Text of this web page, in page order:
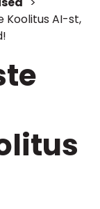
Koolitus AI-st,